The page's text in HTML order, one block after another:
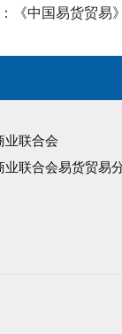
《中国易货贸易
业联合会
业联合会易货贸易